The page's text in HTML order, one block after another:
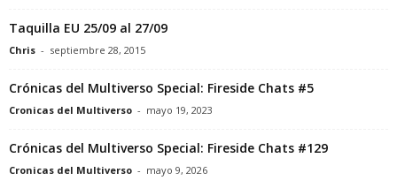
Taquilla EU 25/09 al 27/09
Chris - septiembre 28, 2015
Crónicas del Multiverso Special: Fireside Chats #5
Cronicas del Multiverso - mayo 19, 2023
Crónicas del Multiverso Special: Fireside Chats #129
Cronicas del Multiverso - mayo 9, 2026